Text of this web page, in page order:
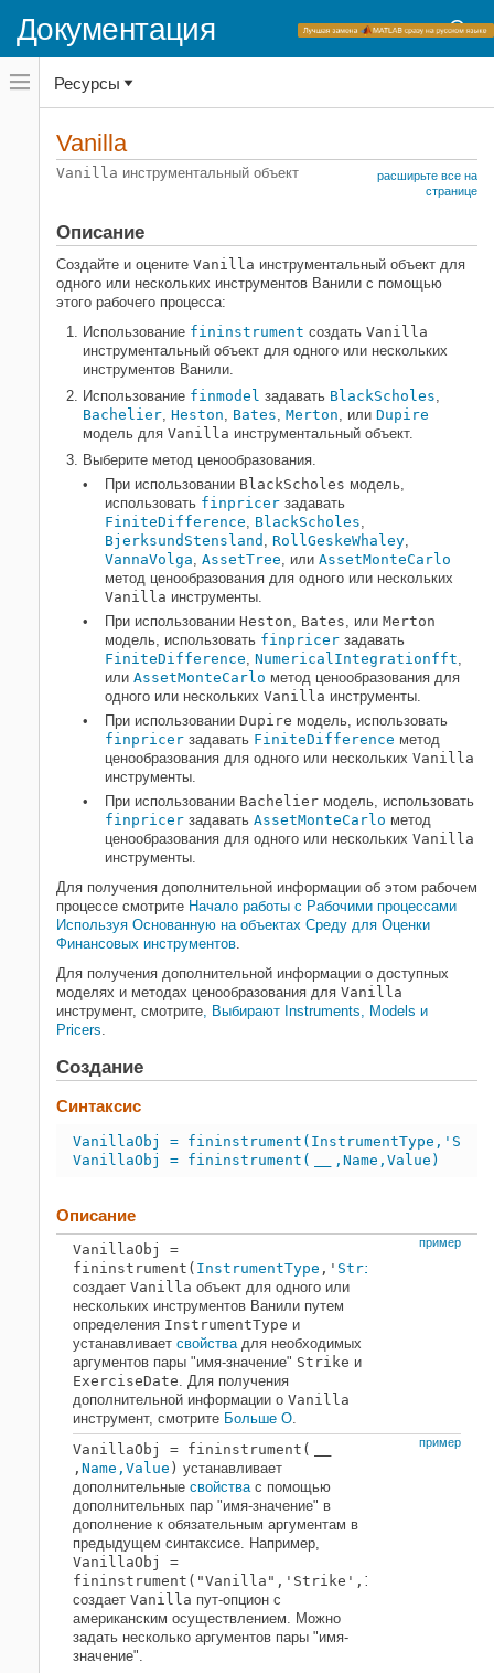
Документация
Переключатель
навигационного
меню
переключатель
навигационного
Financial Instruments Toolbox
Ваниль
НА ЭТОЙ СТРАНИЦЕ
Описание
Создание
Функции объекта
Примеры
Советы
Смотрите также
Ресурсы
Vanilla
Vanilla инструментальный объект
расширьте все на
странице
Описание
Создайте и оцените Vanilla инструментальный объект для
одного или нескольких инструментов Ванили с помощью
этого рабочего процесса:
Использование fininstrument создать Vanilla
инструментальный объект для одного или нескольких
инструментов Ванили.
Использование finmodel задавать BlackScholes,
Bachelier, Heston, Bates, Merton, или Dupire
модель для Vanilla инструментальный объект.
Выберите метод ценообразования.
При использовании BlackScholes модель,
использовать finpricer задавать
FiniteDifference, BlackScholes,
BjerksundStensland , RollGeskeWhaley,
VannaVolga, AssetTree, или AssetMonteCarlo
метод ценообразования для одного или нескольких
Vanilla инструменты.
При использовании Heston, Bates, или Merton
модель, использовать finpricer задавать
FiniteDifference, NumericalIntegrationfft,
или AssetMonteCarlo метод ценообразования для
одного или нескольких Vanilla инструменты.
При использовании Dupire модель, использовать
finpricer задавать FiniteDifference метод
ценообразования для одного или нескольких Vanilla
инструменты.
При использовании Bachelier модель, использовать
finpricer задавать AssetMonteCarlo метод
ценообразования для одного или нескольких Vanilla
инструменты.
Для получения дополнительной информации об этом рабочем
процессе смотрите Начало работы с Рабочими процессами
Используя Основанную на объектах Среду для Оценки
Финансовых инструментов.
Для получения дополнительной информации о доступных
моделях и методах ценообразования для Vanilla
инструмент, смотрите, Выбирают Instruments, Models и
Pricers.
Создание
Синтаксис
VanillaObj =
VanillaObj = fininstrument(
,Name,Value)
Описание
пример
VanillaObj
=
fininstrument( InstrumentType ,' Strike
создает Vanilla объект для одного или
нескольких инструментов Ванили путем
определения InstrumentType и
устанавливает свойствадля необходимых
аргументов пары "имя-значение" Strike и
ExerciseDate. Для получения
дополнительной информации о Vanilla
инструмент, смотрите Больше О.
пример
VanillaObj = fininstrument(
, Name,Value ) устанавливает
дополнительные свойствас помощью
дополнительных пар "имя-значение" в
дополнение к обязательным аргументам в
предыдущем синтаксисе. Например,
VanillaObj =
создает Vanilla пут-опцион с
американским осуществлением. Можно
задать несколько аргументов пары "имя-
значение".